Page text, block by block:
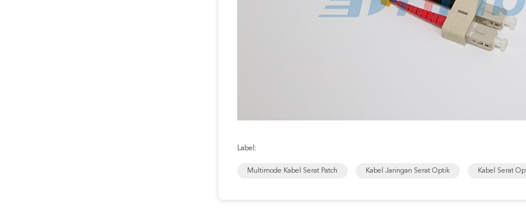
Label:
Multimode Kabel Serat Patch Kabel Jaringan Serat Optik Kabel Serat